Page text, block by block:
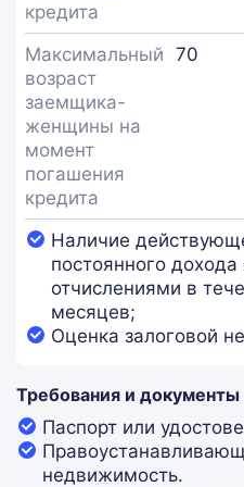
кредита
Максимальный
возраст
заемщика-
женщины на
момент
погашения
кредита
70
Наличие
постоянного
отчислениями в
месяцев;
Оценка залоговой
Требования и документы
Паспорт или
недвижимость.